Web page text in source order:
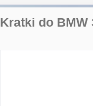
Kratki do BMW